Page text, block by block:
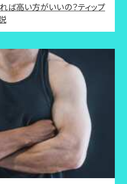
ば高い方がいいの？ティップ